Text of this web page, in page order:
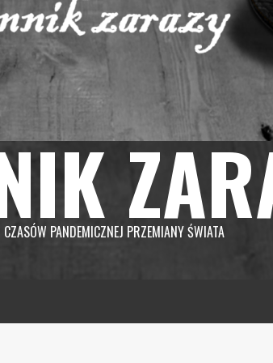
PANDEMICZNEJ PRZEMIANY ŚWIATA